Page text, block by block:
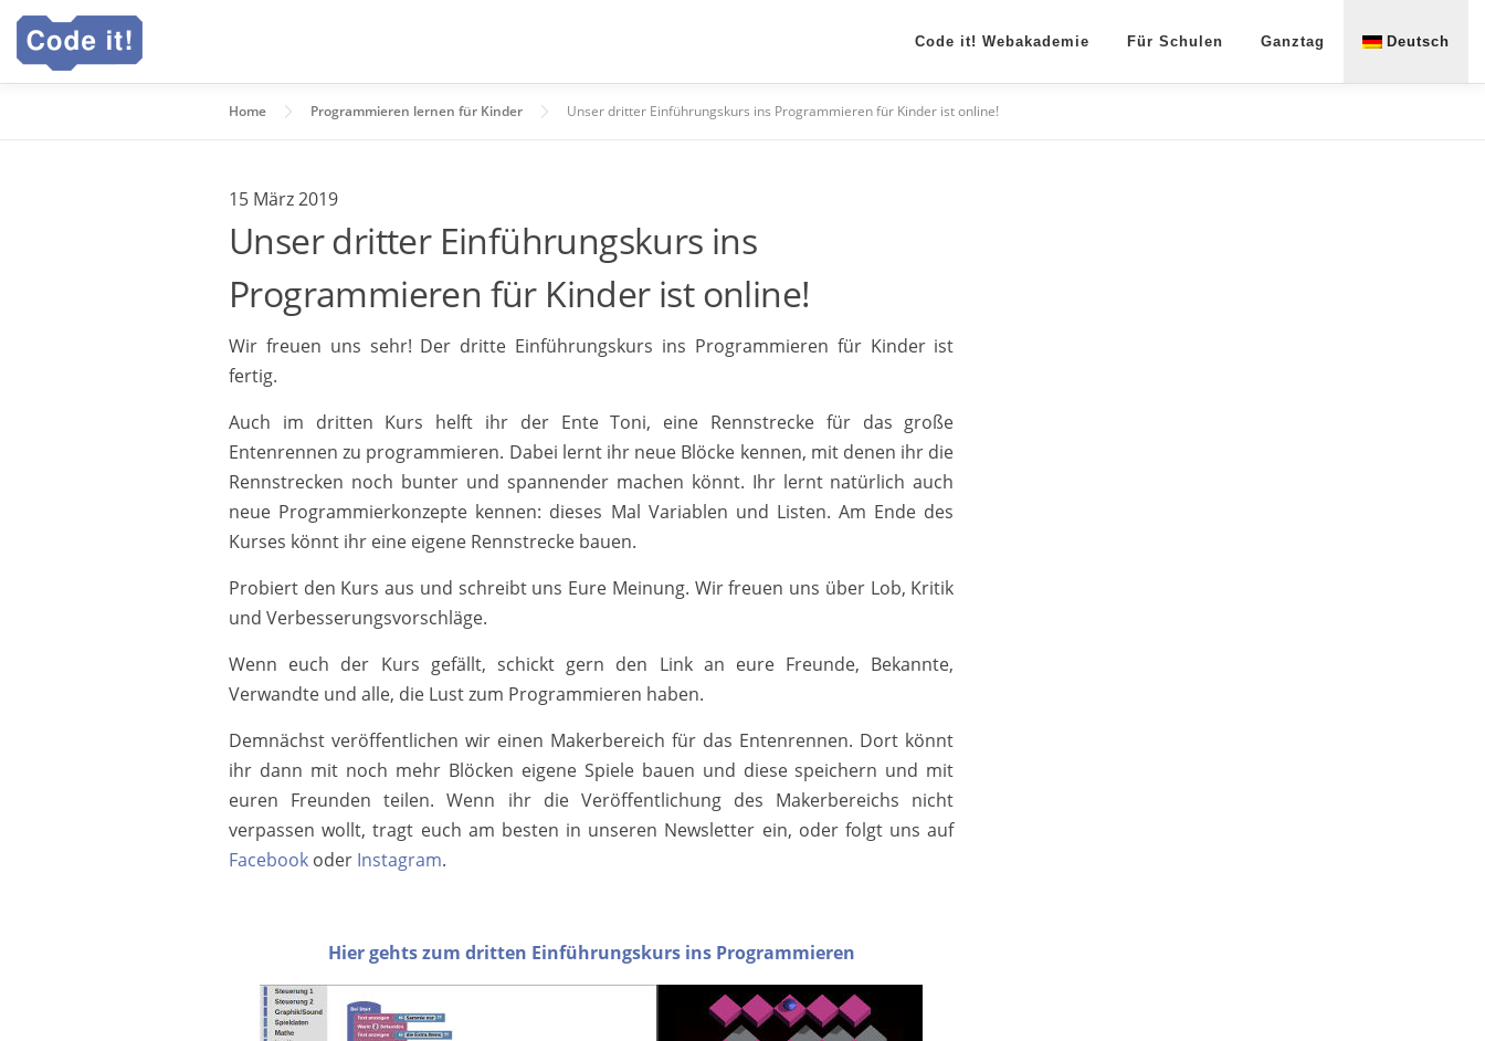
Zum
Inhalt
springen
Code it! Webakademie Für Schulen Ganztag Deutsch
Home Programmieren lernen für Kinder Unser dritter Einführungskurs ins Programmieren für Kinder ist online!
15 März 2019
Unser dritter Einführungskurs ins
Programmieren für Kinder ist online!
Wir freuen uns sehr! Der dritte Einführungskurs ins Programmieren für Kinder ist
fertig.
Auch im dritten Kurs helft ihr der Ente Toni, eine Rennstrecke für das große
Entenrennen zu programmieren. Dabei lernt ihr neue Blöcke kennen, mit denen ihr die
Rennstrecken noch bunter und spannender machen könnt. Ihr lernt natürlich auch
neue Programmierkonzepte kennen: dieses Mal Variablen und Listen. Am Ende des
Kurses könnt ihr eine eigene Rennstrecke bauen.
Probiert den Kurs aus und schreibt uns Eure Meinung. Wir freuen uns über Lob, Kritik
und Verbesserungsvorschläge.
Wenn euch der Kurs gefällt, schickt gern den Link an eure Freunde, Bekannte,
Verwandte und alle, die Lust zum Programmieren haben.
Demnächst veröffentlichen wir einen Makerbereich für das Entenrennen. Dort könnt
ihr dann mit noch mehr Blöcken eigene Spiele bauen und diese speichern und mit
euren Freunden teilen. Wenn ihr die Veröffentlichung des Makerbereichs nicht
verpassen wollt, tragt euch am besten in unseren Newsletter ein, oder folgt uns auf
Facebook oder Instagram.
Hier gehts zum dritten Einführungskurs ins Programmieren